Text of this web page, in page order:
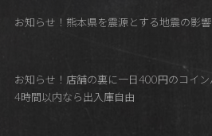
お知らせ！熊本県を震源とする地震の影
お知らせ！店舗の裏に一日400円のコイ
4時間以内なら出入庫自由